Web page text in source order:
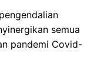
semua
pandemi Covid-